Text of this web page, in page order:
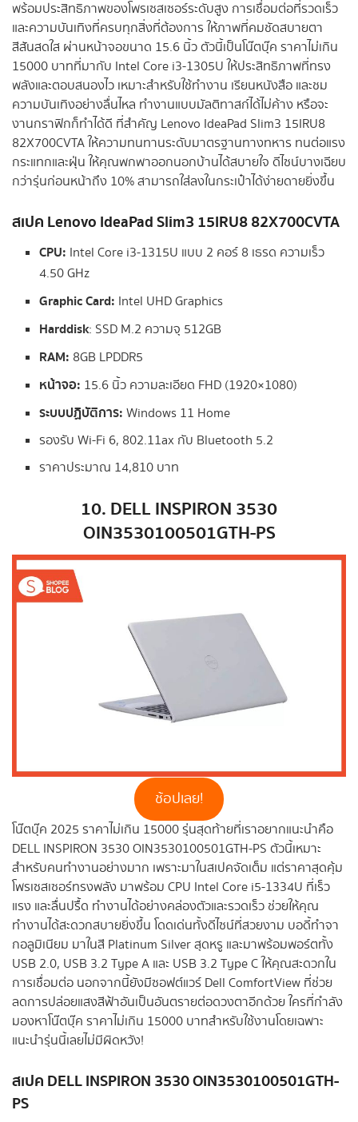
พร้อมประสิทธิภาพของโพรเซสเซอร์ระดับสูง การเชื่อมต่อที่รวดเร็ว
และความบันเทิงที่ครบทุกสิ่งที่ต้องการ ให้ภาพที่คมชัดสบายตา
สีสันสดใส ผ่านหน้าจอขนาด 15.6 นิ้ว ตัวนี้เป็นโน๊ตบุ๊ค ราคาไม่เกิน
15000 บาทที่มากับ Intel Core i3-1305U ให้ประสิทธิภาพที่ทรง
พลังและตอบสนองไว เหมาะสำหรับใช้ทำงาน เรียนหนังสือ และชม
ความบันเทิงอย่างลื่นไหล ทำงานแบบมัลติทาสก์ได้ไม่ค้าง หรือจะ
งานกราฟิกก็ทำได้ดี ที่สำคัญ Lenovo IdeaPad Slim3 15IRU8
82X700CVTA ให้ความทนทานระดับมาตรฐานทางทหาร ทนต่อแรง
กระแทกและฝุ่น ให้คุณพกพาออกนอกบ้านได้สบายใจ ดีไซน์บางเฉียบ
กว่ารุ่นก่อนหน้าถึง 10% สามารถใส่ลงในกระเป๋าได้ง่ายดายยิ่งขึ้น
สเปค Lenovo IdeaPad Slim3 15IRU8 82X700CVTA
CPU: Intel Core i3-1315U แบบ 2 คอร์ 8 เธรด ความเร็ว
4.50 GHz
Graphic Card: Intel UHD Graphics
Harddisk: SSD M.2 ความจุ 512GB
RAM: 8GB LPDDR5
หน้าจอ: 15.6 นิ้ว ความละเอียด FHD (1920×1080)
ระบบปฏิบัติการ: Windows 11 Home
รองรับ Wi-Fi 6, 802.11ax กับ Bluetooth 5.2
ราคาประมาณ 14,810 บาท
10. DELL INSPIRON 3530
OIN3530100501GTH-PS
ช้อปเลย!
โน๊ตบุ๊ค 2025 ราคาไม่เกิน 15000 รุ่นสุดท้ายที่เราอยากแนะนำคือ
DELL INSPIRON 3530 OIN3530100501GTH-PS ตัวนี้เหมาะ
สำหรับคนทำงานอย่างมาก เพราะมาในสเปคจัดเต็ม แต่ราคาสุดคุ้ม
โพรเซสเซอร์ทรงพลัง มาพร้อม CPU Intel Core i5-1334U ที่เร็ว
แรง และลื่นปรื้ด ทำงานได้อย่างคล่องตัวและรวดเร็ว ช่วยให้คุณ
ทำงานได้สะดวกสบายยิ่งขึ้น โดดเด่นทั้งดีไซน์ที่สวยงาม บอดี้ทำจา
กอลูมิเนียม มาในสี Platinum Silver สุดหรู และมาพร้อมพอร์ตทั้ง
USB 2.0, USB 3.2 Type A และ USB 3.2 Type C ให้คุณสะดวกใน
การเชื่อมต่อ นอกจากนี้ยังมีซอฟต์แวร์ Dell ComfortView ที่ช่วย
ลดการปล่อยแสงสีฟ้าอันเป็นอันตรายต่อดวงตาอีกด้วย ใครที่กำลัง
มองหาโน๊ตบุ๊ค ราคาไม่เกิน 15000 บาทสำหรับใช้งานโดยเฉพาะ
แนะนำรุ่นนี้เลยไม่มีผิดหวัง!
สเปค DELL INSPIRON 3530 OIN3530100501GTH-
PS